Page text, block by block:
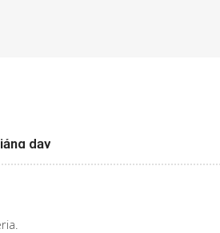
dạy